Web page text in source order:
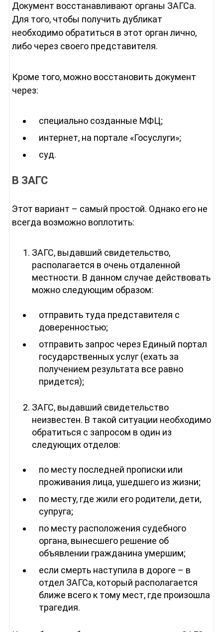
Документ восстанавливают органы ЗАГСа.
Для того, чтобы получить дубликат
необходимо обратиться в этот орган лично,
либо через своего представителя.
Кроме того, можно восстановить документ
через:
специально созданные МФЦ;
интернет, на портале «Госуслуги»;
суд.
В ЗАГС
Этот вариант – самый простой. Однако его не
всегда возможно воплотить:
ЗАГС, выдавший свидетельство,
располагается в очень отдаленной
местности. В данном случае действовать
можно следующим образом:
отправить туда представителя с
доверенностью;
отправить запрос через Единый портал
государственных услуг (ехать за
получением результата все равно
придется);
ЗАГС, выдавший свидетельство
неизвестен. В такой ситуации необходимо
обратиться с запросом в один из
следующих отделов:
по месту последней прописки или
проживания лица, ушедшего из жизни;
по месту, где жили его родители, дети,
супруга;
по месту расположения судебного
органа, вынесшего решение об
объявлении гражданина умершим;
если смерть наступила в дороге – в
отдел ЗАГСа, который располагается
ближе всего к тому мест, где произошла
трагедия.